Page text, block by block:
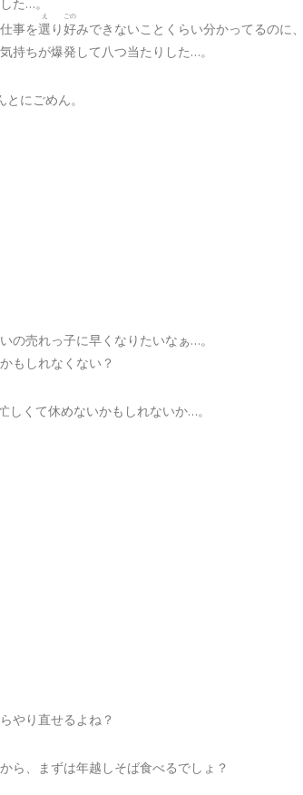
事を選
え
り好
ごの
みできないことくらい分かってるのに
持ちが爆発して八つ当たりした…。
にごめん。
の売れっ子に早くなりたいなぁ…。
もしれなくない？
しくて休めないかもしれないか…。
やり直せるよね？
ら、まずは年越しそば食べるでしょ？